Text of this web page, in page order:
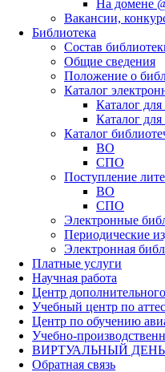
На домене
Вакансии,
Библиотека
Состав
Общие сведения
Положение о
Каталог
Каталог
Каталог
Каталог
ВО
СПО
Поступление
ВО
СПО
Электронные
Периодические
Электронная
Платные услуги
Научная работа
Центр
Учебный центр по
Центр по обучению
Учебно-
ВИРТУАЛЬНЫЙ
Обратная связь